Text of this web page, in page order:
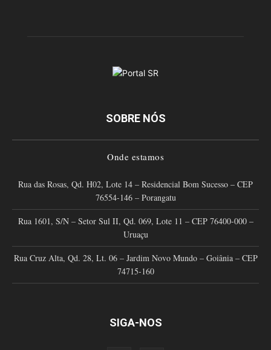
SOBRE NÓS
Onde estamos
Rua das Rosas, Qd. H02, Lote 14 – Residencial Bom Sucesso – CEP
76554-146 – Porangatu
Rua 1601, S/N – Setor Sul II, Qd. 069, Lote 11 – CEP 76400-000 –
Uruaçu
Rua Cruz Alta, Qd. 28, Lt. 06 – Jardim Novo Mundo – Goiânia – CEP
74715-160
SIGA-NOS